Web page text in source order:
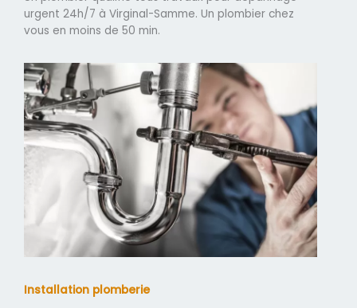
urgent 24h/7 à Virginal-Samme. Un plombier chez
vous en moins de 50 min.
Installation plomberie